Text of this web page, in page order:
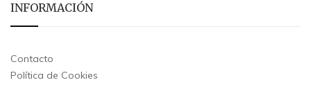
INFORMACIÓN
Contacto
Política de Cookies